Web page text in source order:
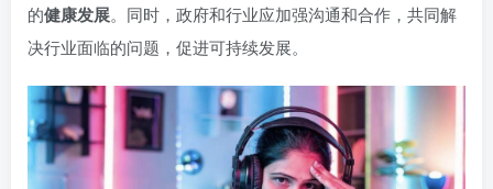
的健康发展。同时，政府和行业应加强沟通和合作，共同解
决行业面临的问题，促进可持续发展。